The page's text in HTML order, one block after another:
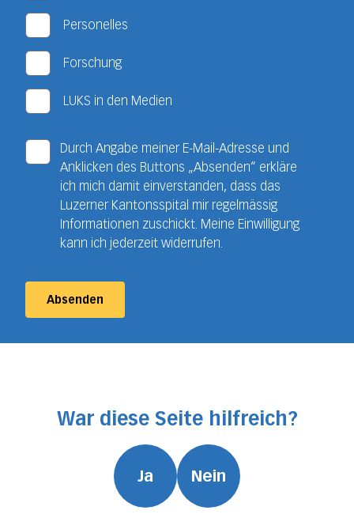
Personelles
Forschung
LUKS in den Medien
Durch Angabe meiner E-Mail-Adresse und
Anklicken des Buttons „Absenden“ erkläre
ich mich damit einverstanden, dass das
Luzerner Kantonsspital mir regelmässig
Informationen zuschickt. Meine Einwilligung
kann ich jederzeit widerrufen.
Absenden
War diese Seite hilfreich?
Ja Nein